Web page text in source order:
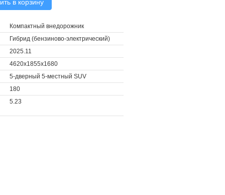
в корзину
Компактный внедорожник
Гибрид (бензиново-электрический)
2025.11
4620x1855x1680
5-дверный 5-местный SUV
180
5.23